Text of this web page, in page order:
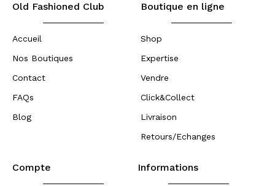
Old Fashioned Club
Accueil
Nos Boutiques
Contact
FAQs
Blog
Boutique en ligne
Shop
Expertise
Vendre
Click&Collect
Livraison
Retours/Echanges
Compte Informations